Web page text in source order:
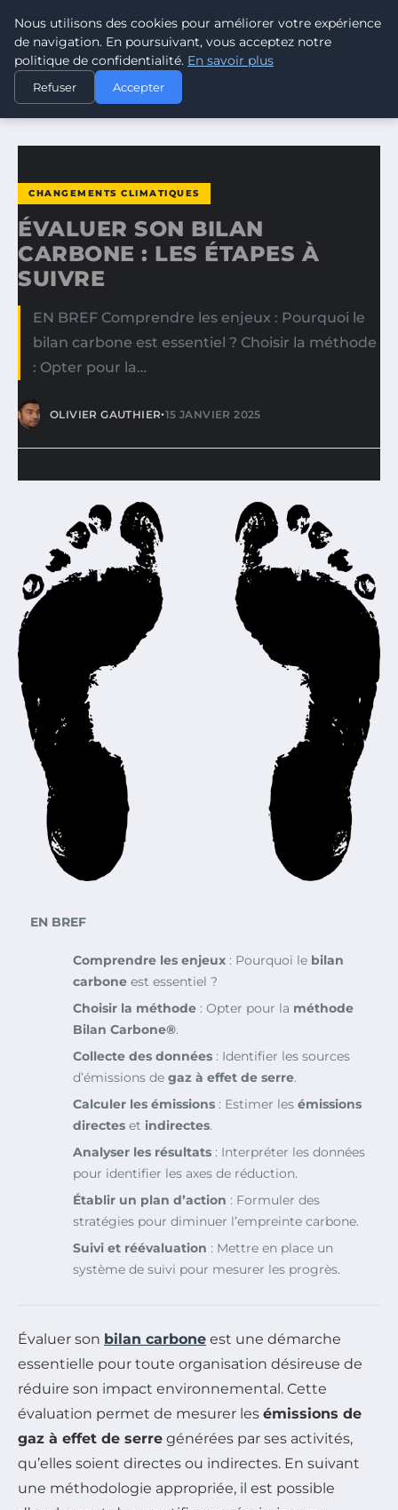
CLIMATE GUARDIAN
ACCUEIL
CHANGEMENTS CLIMATIQUES
ÉVALUER SON BILAN CARBONE : LES ÉTAPES À SUIVRE
CHANGEMENTS CLIMATIQUES
ÉVALUER SON BILAN
CARBONE : LES ÉTAPES À
SUIVRE
EN BREF Comprendre les enjeux : Pourquoi le
bilan carbone est essentiel ? Choisir la méthode
: Opter pour la…
OLIVIER GAUTHIER•15 JANVIER 2025
EN BREF
Comprendre les enjeux : Pourquoi le bilan
carbone est essentiel ?
Choisir la méthode : Opter pour la méthode
Bilan Carbone®.
Collecte des données : Identifier les sources
d’émissions de gaz à effet de serre.
Calculer les émissions : Estimer les émissions
directes et indirectes.
Analyser les résultats : Interpréter les données
pour identifier les axes de réduction.
Établir un plan d’action : Formuler des
stratégies pour diminuer l’empreinte carbone.
Suivi et réévaluation : Mettre en place un
système de suivi pour mesurer les progrès.
Évaluer son bilan carbone est une démarche
essentielle pour toute organisation désireuse de
réduire son impact environnemental. Cette
évaluation permet de mesurer les émissions de
gaz à effet de serre générées par ses activités,
qu’elles soient directes ou indirectes. En suivant
une méthodologie appropriée, il est possible
Nous utilisons des cookies pour améliorer votre expérience
de navigation. En poursuivant, vous acceptez notre
politique de confidentialité. En savoir plus
Refuser Accepter